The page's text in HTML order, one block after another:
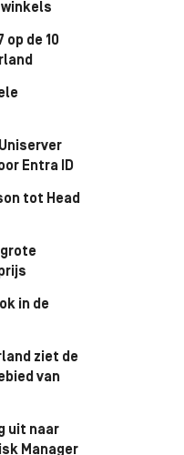
winkels
de 10
Entra ID
tot Head
grote
in de
ziet de
van
uit naar
Manager